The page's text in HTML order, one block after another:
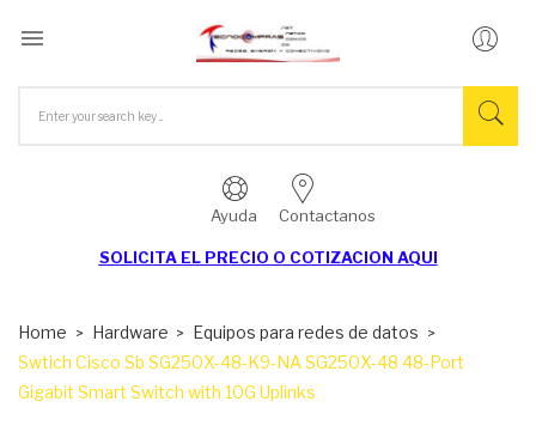

Ayuda Contactanos
SOLICITA EL PRECIO O COTIZACION AQUI
Home Hardware
Equipos para redes de datos
Swtich Cisco Sb SG250X-48-K9-NA SG250X-48 48-Port
Gigabit Smart Switch with 10G Uplinks